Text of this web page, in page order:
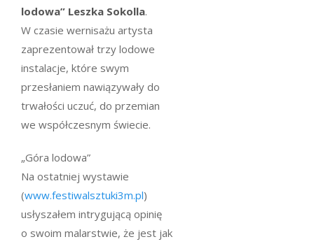
lodowa” Leszka Sokolla.
W czasie wernisażu artysta
zaprezentował trzy lodowe
instalacje, które swym
przesłaniem nawiązywały do
trwałości uczuć, do przemian
we współczesnym świecie.
„Góra lodowa”
Na ostatniej wystawie
(www.festiwalsztuki3m.pl)
usłyszałem intrygującą opinię
o swoim malarstwie, że jest jak